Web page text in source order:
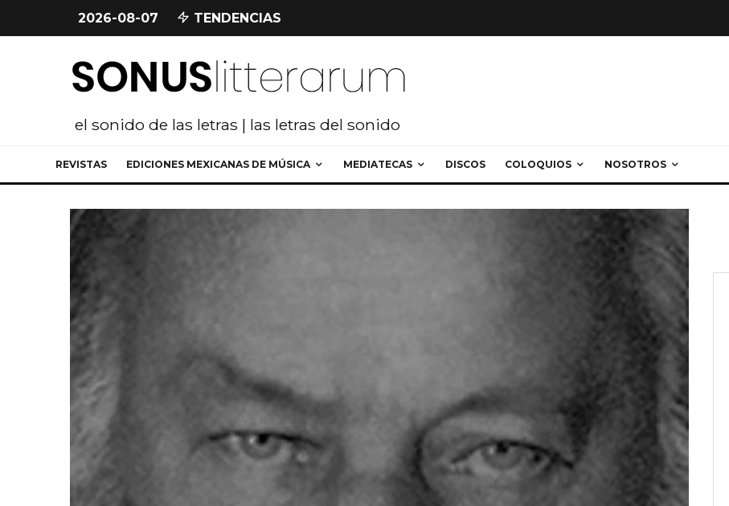
2026-08-07 TENDENCIAS
el sonido de las letras | las letras del sonido
REVISTAS EDICIONES MEXICANAS DE MÚSICA MEDIATECAS DISCOS COLOQUIOS NOSOTROS